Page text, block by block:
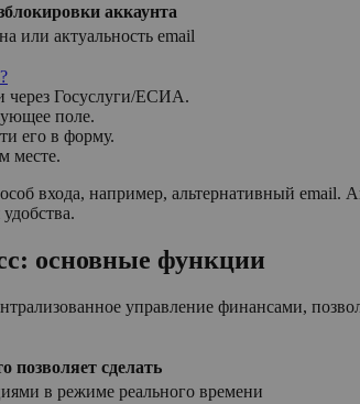
аккаунта
или актуальность email
через Госуслуги/ЕСИА.
поле.
его в форму.
месте.
входа, например, альтернативный
основные функции
управление финансами,
позволяет сделать
в режиме реального времени